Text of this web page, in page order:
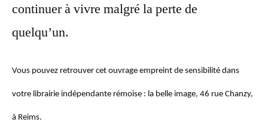
continuer à vivre malgré la perte de
quelqu’un.
Vous pouvez retrouver cet ouvrage empreint de sensibilité dans
votre librairie indépendante rémoise : la belle image, 46 rue Chanzy,
à Reims.